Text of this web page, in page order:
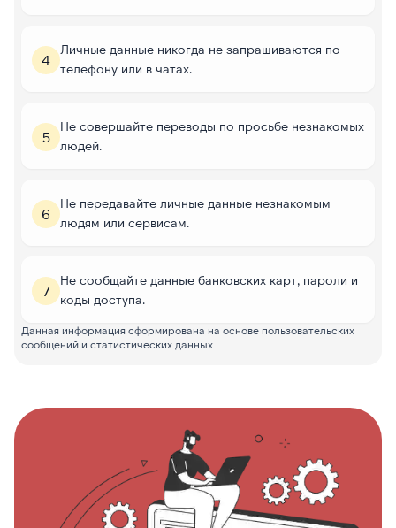
4
Личные данные никогда не запрашиваются по
телефону или в чатах.
5
Не совершайте переводы по просьбе незнакомых
людей.
6
Не передавайте личные данные незнакомым
людям или сервисам.
7
Не сообщайте данные банковских карт, пароли и
коды доступа.
Данная информация сформирована на основе пользовательских
сообщений и статистических данных.